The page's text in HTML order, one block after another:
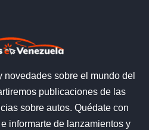
novedades sobre el mundo del
publicaciones de las
sobre autos. Quédate con
informarte de lanzamientos y